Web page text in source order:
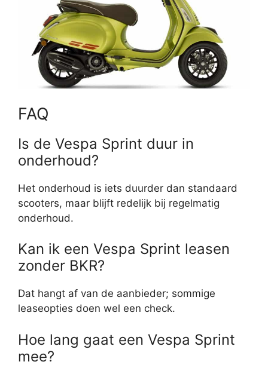
FAQ
Is de Vespa Sprint duur in
onderhoud?
Het onderhoud is iets duurder dan standaard
scooters, maar blijft redelijk bij regelmatig
onderhoud.
Kan ik een Vespa Sprint leasen
zonder BKR?
Dat hangt af van de aanbieder; sommige
leaseopties doen wel een check.
Hoe lang gaat een Vespa Sprint
mee?